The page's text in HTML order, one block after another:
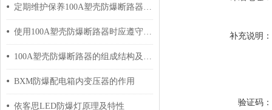
定期维护保养100A塑壳防爆断路器能帮助用户正确管理
使用100A塑壳防爆断路器时应遵守的规定介绍
100A塑壳防爆断路器的组成结构及主要作用介绍
BXM防爆配电箱内变压器的作用
依客思LED防爆灯原理及特性
补充说明：
验证码：